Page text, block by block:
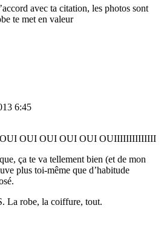
avec ta citation, les photos sont
te met en valeur
6:45
OUI OUI OUI OUI OUI OUIIIIIIIIIIIIII
ça te va tellement bien (et de mon
plus toi-même que d’habitude
La robe, la coiffure, tout.